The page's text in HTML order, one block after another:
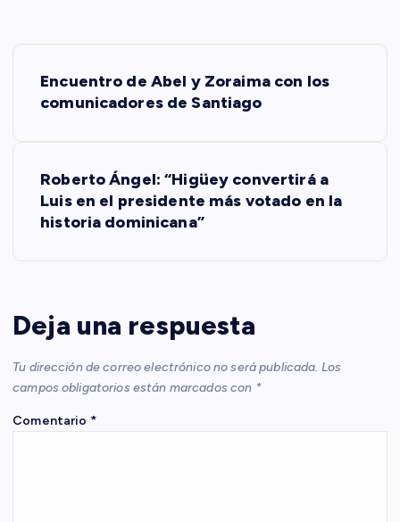
c
i
ó
Encuentro de Abel y Zoraima con los
comunicadores de Santiago
Roberto Ángel: “Higüey convertirá a
Luis en el presidente más votado en la
historia dominicana”
Deja una respuesta
Tu dirección de correo electrónico no será publicada. Los
campos obligatorios están marcados con *
Comentario *